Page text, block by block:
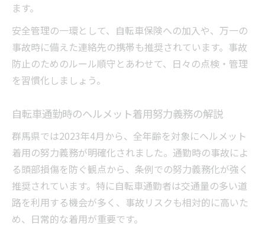
ます。
安全管理の一環として、自転車保険への加入や、万一の
事故時に備えた連絡先の携帯も推奨されています。事故
防止のためのルール順守とあわせて、日々の点検・管理
を習慣化しましょう。
自転車通勤時のヘルメット着用努力義務の解説
群馬県では2023年4月から、全年齢を対象にヘルメット
着用の努力義務が明確化されました。通勤時の事故によ
る頭部損傷を防ぐ観点から、条例での努力義務化が強く
推奨されています。特に自転車通勤者は交通量の多い道
路を利用する機会が多く、事故リスクも相対的に高いた
め、日常的な着用が重要です。